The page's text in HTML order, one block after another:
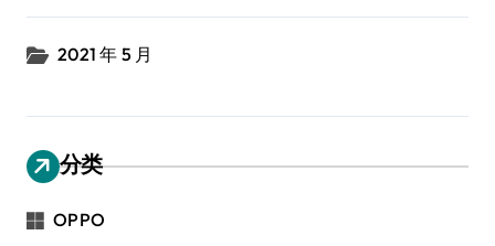
2021 年 5 月
分类
OPPO